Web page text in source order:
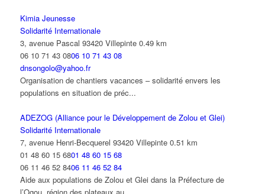
Kimia Jeunesse
Solidarité Internationale
3, avenue Pascal 93420 Villepinte 0.49 km
06 10 71 43 0806 10 71 43 08
dnsongolo@yahoo.fr
Organisation de chantiers vacances – solidarité envers les
populations en situation de préc...
ADEZOG (Alliance pour le Développement de Zolou et Glei)
Solidarité Internationale
7, avenue Henri-Becquerel 93420 Villepinte 0.51 km
01 48 60 15 6801 48 60 15 68
06 11 46 52 8406 11 46 52 84
Aide aux populations de Zolou et Glei dans la Préfecture de